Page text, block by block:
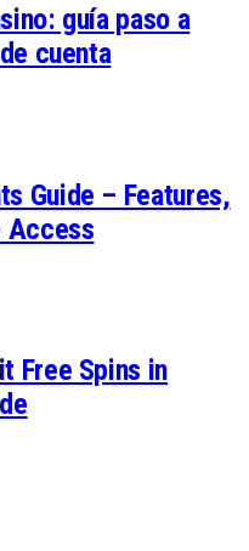
guía paso a
cuenta
Guide – Features,
Access
Free Spins in